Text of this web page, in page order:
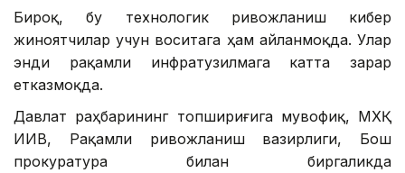
Бироқ, бу технологик ривожланиш кибер
жиноятчилар учун воситага ҳам айланмоқда. Улар
энди рақамли инфратузилмага катта зарар
етказмоқда.
Давлат раҳбарининг топшириғига мувофиқ, МХҚ
ИИВ, Рақамли ривожланиш вазирлиги, Бош
прокуратура билан биргаликда